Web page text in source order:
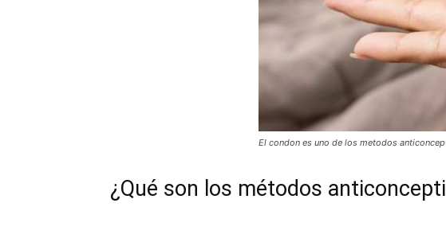
El condon es uno de los metodos
¿Qué son los métodos